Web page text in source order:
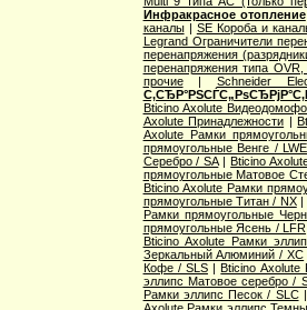
Инфракрасное отопление
каналы| SE Короба и
Legrand Ограничители
перенапряжения
перенапряжения типа
прочие|Schneider
Bticino Axolute
Axolute Принадлежности |
Axolute Рамки
прямоугольные Венге / LWE
Серебро / SA|Bticino
прямоугольные Матовое
Bticino Axolute Рамки
прямоугольные Титан / NX|
Рамки прямоугольные
прямоугольные Ясень / LFR
Bticino Axolute Рамки
Зеркальный Алюминий / XC
Кофе / SLS|Bticino Axolute
эллипс Матовое серебро /
Рамки эллипс Песок / SLC